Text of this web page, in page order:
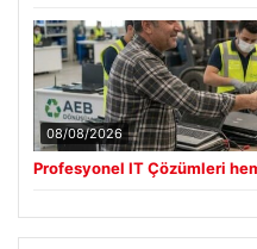
08/08/2026
Profesyonel IT Çözümleri